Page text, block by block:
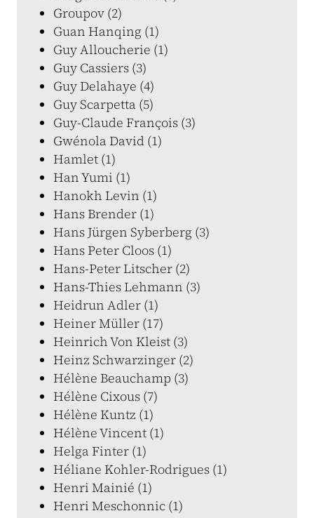
Groupov (2)
Guan Hanqing (1)
Guy Alloucherie (1)
Guy Cassiers (3)
Guy Delahaye (4)
Guy Scarpetta (5)
Guy-Claude François (3)
Gwénola David (1)
Hamlet (1)
Han Yumi (1)
Hanokh Levin (1)
Hans Brender (1)
Hans Jürgen Syberberg (3)
Hans Peter Cloos (1)
Hans-Peter Litscher (2)
Hans-Thies Lehmann (3)
Heidrun Adler (1)
Heiner Müller (17)
Heinrich Von Kleist (3)
Heinz Schwarzinger (2)
Hélène Beauchamp (3)
Hélène Cixous (7)
Hélène Kuntz (1)
Hélène Vincent (1)
Helga Finter (1)
Héliane Kohler-Rodrigues (1)
Henri Mainié (1)
Henri Meschonnic (1)